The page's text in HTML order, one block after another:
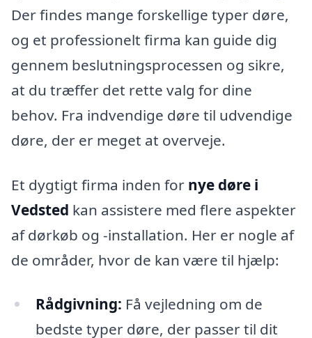
Der findes mange forskellige typer døre,
og et professionelt firma kan guide dig
gennem beslutningsprocessen og sikre,
at du træffer det rette valg for dine
behov. Fra indvendige døre til udvendige
døre, der er meget at overveje.
Et dygtigt firma inden for nye døre i
Vedsted kan assistere med flere aspekter
af dørkøb og -installation. Her er nogle af
de områder, hvor de kan være til hjælp:
Rådgivning: Få vejledning om de
bedste typer døre, der passer til dit